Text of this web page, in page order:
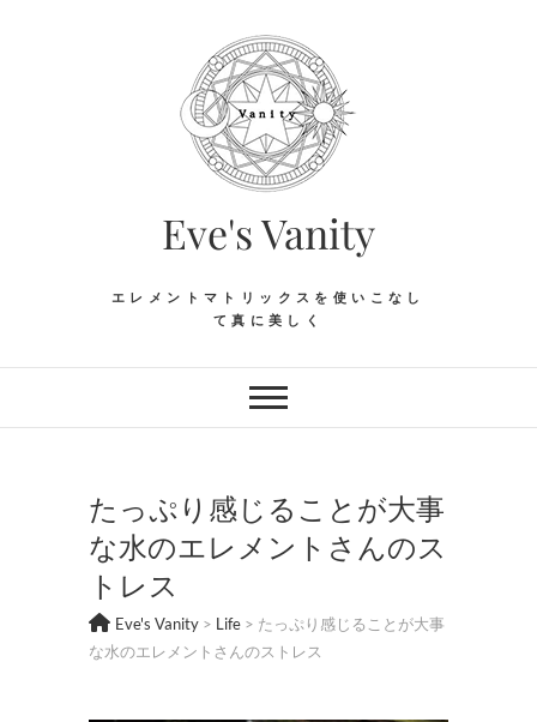
Eve's Vanity
エレメントマトリックスを使いこなし
て真に美しく
たっぷり感じることが大事
な水のエレメントさんのス
トレス
Eve's Vanity > Life > たっぷり感じることが大事
な水のエレメントさんのストレス